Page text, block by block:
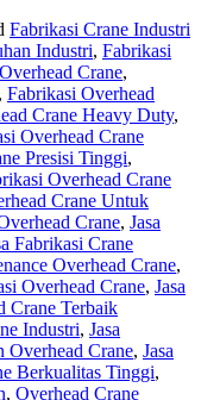
Fabrikasi Crane Industri
Industri, Fabrikasi
Crane,
, Fabrikasi Overhead
Crane Heavy Duty,
Overhead Crane
Presisi Tinggi,
Overhead Crane
Crane Untuk
Crane, Jasa
Fabrikasi Crane
Overhead Crane,
Overhead Crane, Jasa
Crane Terbaik
Industri, Jasa
Overhead Crane, Jasa
Berkualitas Tinggi,
, Overhead Crane